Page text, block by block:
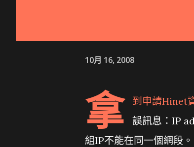
10月 16, 2008
拿
到申請Hinet
誤訊息：IP
組IP不能在同一個網段。